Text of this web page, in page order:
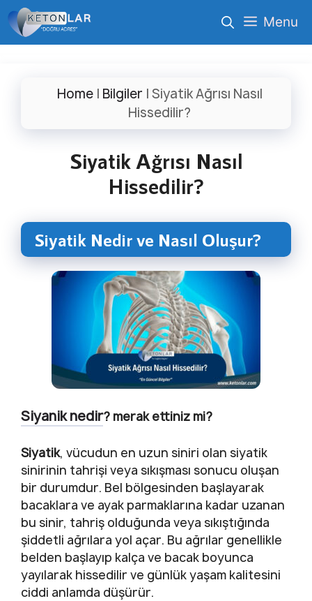
İçeriğe
atla
Menu
Home| Bilgiler | Siyatik Ağrısı Nasıl
Hissedilir?
Siyatik Ağrısı Nasıl
Hissedilir?
Siyatik Nedir ve Nasıl Oluşur?
Siyanik nedir? merak ettiniz mi?
Siyatik, vücudun en uzun siniri olan siyatik
sinirinin tahrişi veya sıkışması sonucu oluşan
bir durumdur. Bel bölgesinden başlayarak
bacaklara ve ayak parmaklarına kadar uzanan
bu sinir, tahriş olduğunda veya sıkıştığında
şiddetli ağrılara yol açar. Bu ağrılar genellikle
belden başlayıp kalça ve bacak boyunca
yayılarak hissedilir ve günlük yaşam kalitesini
ciddi anlamda düşürür.